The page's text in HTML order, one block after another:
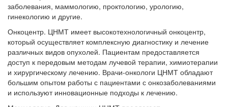
заболевания, маммологию, проктологию, урологию,
гинекологию и другие.
Онкоцентр. ЦНМТ имеет высокотехнологичный онкоцентр,
который осуществляет комплексную диагностику и лечение
различных видов опухолей. Пациентам предоставляется
доступ к передовым методам лучевой терапии, химиотерапии
и хирургическому лечению. Врачи-онкологи ЦНМТ обладают
большим опытом работы с пациентами с онкозаболеваниями
и используют инновационные подходы к лечению.